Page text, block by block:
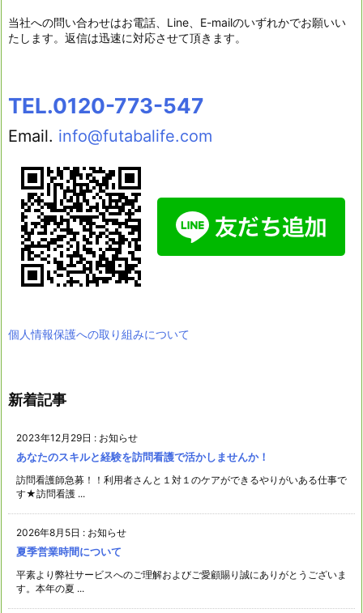
当社への問い合わせはお電話、Line、E-mailのいずれかでお願いい
たします。返信は迅速に対応させて頂きます。
TEL.0120-773-547
Email. info@futabalife.com
個人情報保護への取り組みについて
新着記事
2023年12月29日 : お知らせ
あなたのスキルと経験を訪問看護で活かしませんか！
訪問看護師急募！！利用者さんと１対１のケアができるやりがいある仕事で
す★訪問看護 ...
2026年8月5日 : お知らせ
夏季営業時間について
平素より弊社サービスへのご理解およびご愛顧賜り誠にありがとうございま
す。本年の夏 ...